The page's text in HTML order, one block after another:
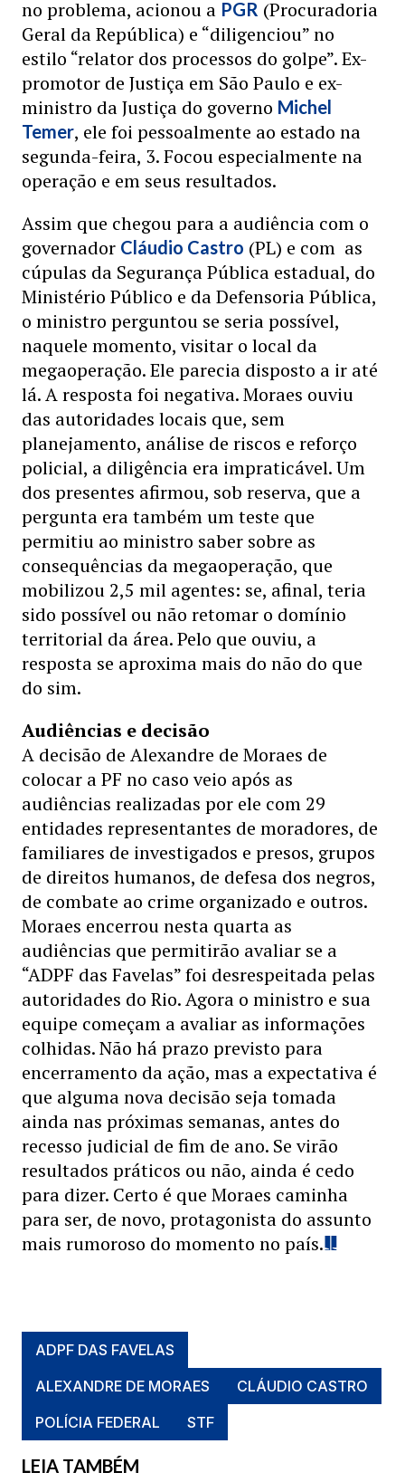
no problema, acionou a PGR (Procuradoria
Geral da República) e “diligenciou” no
estilo “relator dos processos do golpe”. Ex-
promotor de Justiça em São Paulo e ex-
ministro da Justiça do governo Michel
Temer, ele foi pessoalmente ao estado na
segunda-feira, 3. Focou especialmente na
operação e em seus resultados.
Assim que chegou para a audiência com o
governador Cláudio Castro (PL) e com as
cúpulas da Segurança Pública estadual, do
Ministério Público e da Defensoria Pública,
o ministro perguntou se seria possível,
naquele momento, visitar o local da
megaoperação. Ele parecia disposto a ir até
lá. A resposta foi negativa. Moraes ouviu
das autoridades locais que, sem
planejamento, análise de riscos e reforço
policial, a diligência era impraticável. Um
dos presentes afirmou, sob reserva, que a
pergunta era também um teste que
permitiu ao ministro saber sobre as
consequências da megaoperação, que
mobilizou 2,5 mil agentes: se, afinal, teria
sido possível ou não retomar o domínio
territorial da área. Pelo que ouviu, a
resposta se aproxima mais do não do que
do sim.
Audiências e decisão
A decisão de Alexandre de Moraes de
colocar a PF no caso veio após as
audiências realizadas por ele com 29
entidades representantes de moradores, de
familiares de investigados e presos, grupos
de direitos humanos, de defesa dos negros,
de combate ao crime organizado e outros.
Moraes encerrou nesta quarta as
audiências que permitirão avaliar se a
“ADPF das Favelas” foi desrespeitada pelas
autoridades do Rio. Agora o ministro e sua
equipe começam a avaliar as informações
colhidas. Não há prazo previsto para
encerramento da ação, mas a expectativa é
que alguma nova decisão seja tomada
ainda nas próximas semanas, antes do
recesso judicial de fim de ano. Se virão
resultados práticos ou não, ainda é cedo
para dizer. Certo é que Moraes caminha
para ser, de novo, protagonista do assunto
mais rumoroso do momento no país.
ADPF DAS FAVELAS
ALEXANDRE DE MORAES
CLÁUDIO CASTRO
POLÍCIA FEDERAL
STF
LEIA TAMBÉM